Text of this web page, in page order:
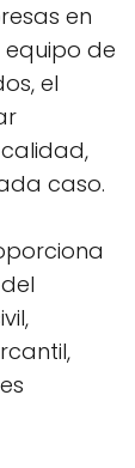
en
equipo de
el
caso.